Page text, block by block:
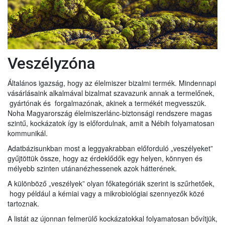
Veszélyzóna
Általános igazság, hogy az élelmiszer bizalmi termék. Mindennapi
vásárlásaink alkalmával bizalmat szavazunk annak a termelőnek,
gyártónak és forgalmazónak, akinek a termékét megvesszük.
Noha Magyarország élelmiszerlánc-biztonsági rendszere magas
szintű, kockázatok így is előfordulnak, amit a Nébih folyamatosan
kommunikál.
Adatbázisunkban most a leggyakrabban előforduló „veszélyeket”
gyűjtöttük össze, hogy az érdeklődők egy helyen, könnyen és
mélyebb szinten utánanézhessenek azok hátterének.
A különböző „veszélyek” olyan főkategóriák szerint is szűrhetőek,
hogy például a kémiai vagy a mikrobiológiai szennyezők közé
tartoznak.
A listát az újonnan felmerülő kockázatokkal folyamatosan bővítjük,